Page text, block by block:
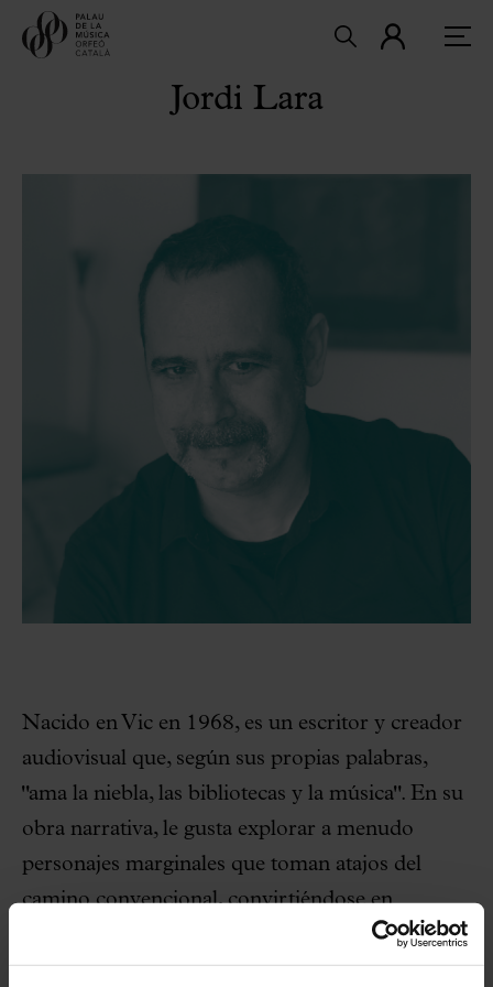
Jordi Lara
Nacido en Vic en 1968, es un escritor y creador
audiovisual que, según sus propias palabras,
"ama la niebla, las bibliotecas y la música". En su
obra narrativa, le gusta explorar a menudo
personajes marginales que toman atajos del
camino convencional, convirtiéndose en
protagonistas -héroes o anti-héroes, según el
punto de vista que se tome- por su